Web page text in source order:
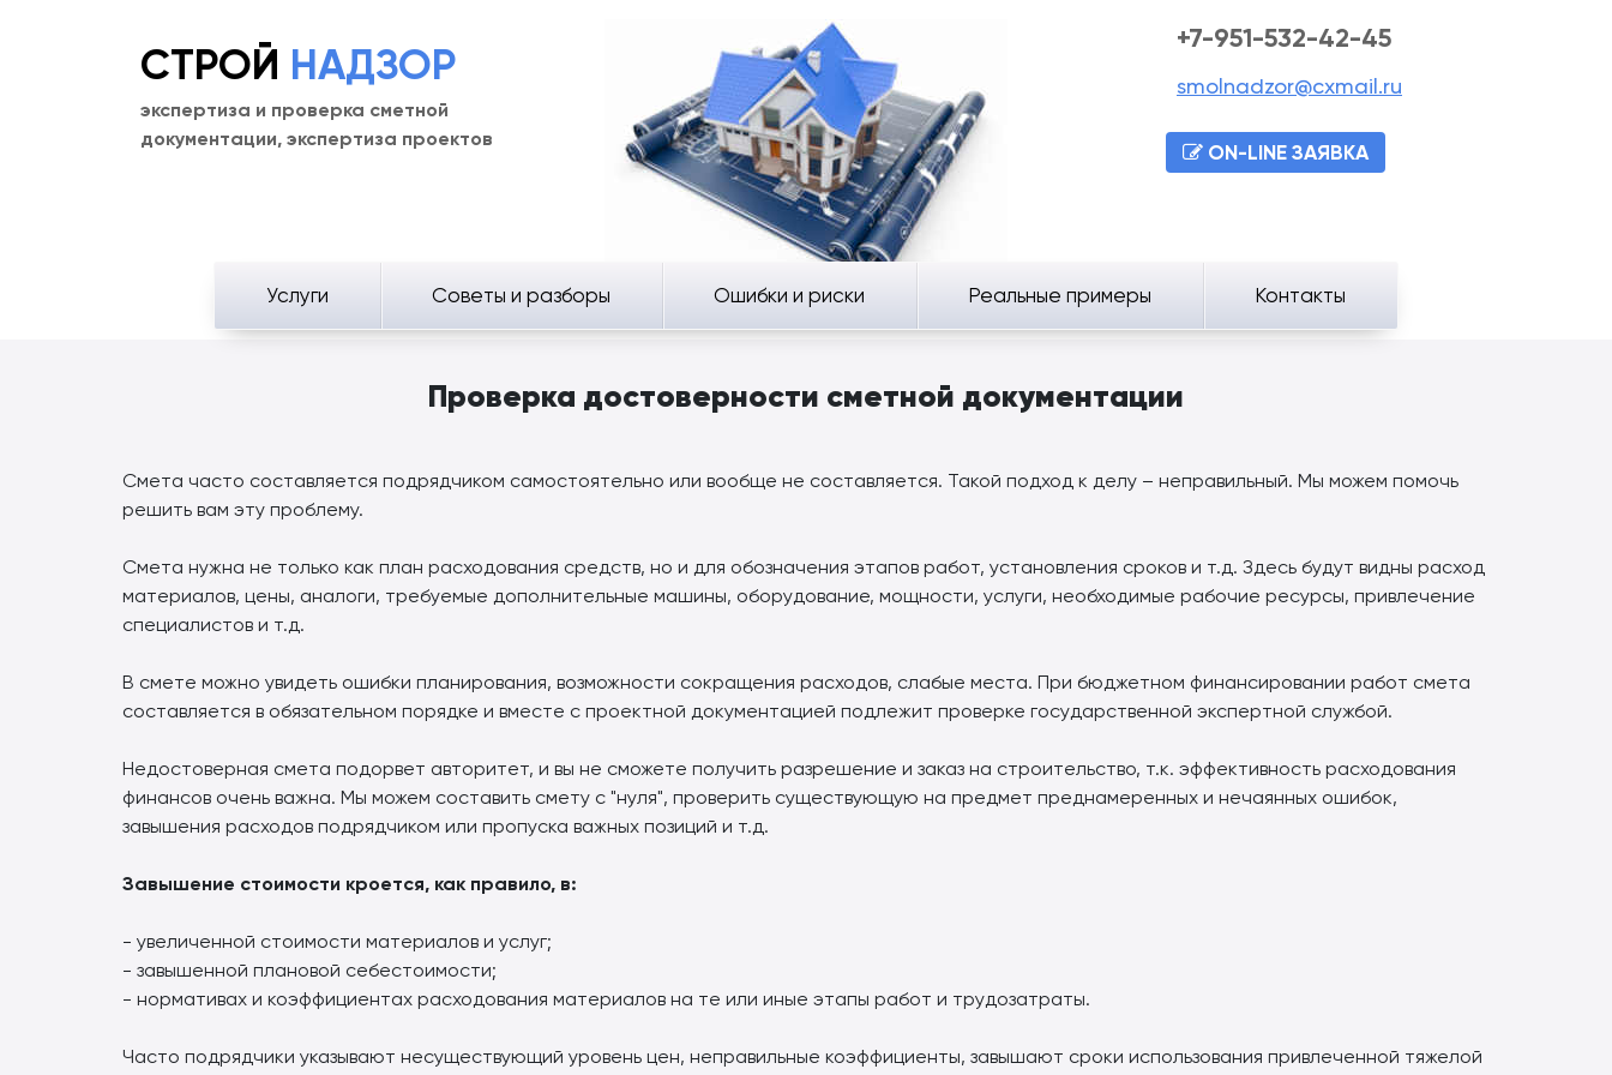
СТРОЙ НАДЗОР
экспертиза и проверка сметной
документации, экспертиза проектов
+7-951-532-42-45
smolnadzor@cxmail.ru
ON-LINE ЗАЯВКА
Услуги Советы и разборы Ошибки и риски Реальные примеры Контакты
Проверка достоверности сметной документации
Смета часто составляется подрядчиком самостоятельно или вообще не составляется. Такой подход к делу – неправильный. Мы можем помочь
решить вам эту проблему.
Смета нужна не только как план расходования средств, но и для обозначения этапов работ, установления сроков и т.д. Здесь будут видны расход
материалов, цены, аналоги, требуемые дополнительные машины, оборудование, мощности, услуги, необходимые рабочие ресурсы, привлечение
специалистов и т.д.
В смете можно увидеть ошибки планирования, возможности сокращения расходов, слабые места. При бюджетном финансировании работ смета
составляется в обязательном порядке и вместе с проектной документацией подлежит проверке государственной экспертной службой.
Недостоверная смета подорвет авторитет, и вы не сможете получить разрешение и заказ на строительство, т.к. эффективность расходования
финансов очень важна. Мы можем составить смету с "нуля", проверить существующую на предмет преднамеренных и нечаянных ошибок,
завышения расходов подрядчиком или пропуска важных позиций и т.д.
Завышение стоимости кроется, как правило, в:
- увеличенной стоимости материалов и услуг;
- завышенной плановой себестоимости;
- нормативах и коэффициентах расходования материалов на те или иные этапы работ и трудозатраты.
Часто подрядчики указывают несуществующий уровень цен, неправильные коэффициенты, завышают сроки использования привлеченной тяжелой